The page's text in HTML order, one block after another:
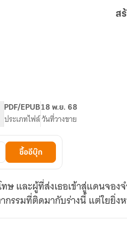
ส
PDF/EPUB
ประเภทไฟล์
18 พ.ย. 68
วันที่วางขาย
ซื้ออีบุ๊ก
ษ และผู้ที่ส่งเธอเข้าสู่แดนจอง
รรมที่ติดมากับร่างนี้ แต่ใยยิ่ง